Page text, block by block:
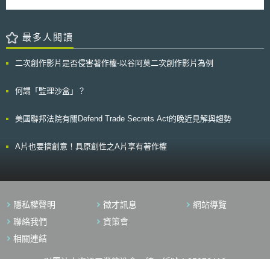
織編制考量與事件性質認定問題，由縣到省、市間，已有不少將三者工作合
併於單一單位管理之實例。相對於地方發展，中國大陸中央政府卻仍以文化
部、廣播電影電視總局、新聞出版總署分頭管理，造成「單一下級機關需同
版在內容性質與管制對象上較為相近，業務合併之可行性較高，因此，本次
併，組成「國家新聞出版廣播電影電視總局」，以期至少解決一部份重疊管
制之問題。另一方面，也將透過國家新聞出版總署與廣電總局合併工作之歷
一致之目標。 二、產業面－透過管制、審批程序簡化，幫助產業推動
十大措施，作為未來改造方向、原則和重點，包括[4]：「（一）减少和下放
资格许可和认定；（四）减少专项转移支付和收费；（五）减少部门职责交
（八）改善和加强宏观管理；（九）加强基础性制度建设；（十）加强依法
行政。」 由此可知，「國家新聞出版廣播電影電視總局」之組成，除
達到集中管理、避免行政資源浪費外，對於產業界更重要的意義在於，未來
將配合方案所列目標，針對現有之相關審批程序進行整併、簡化，藉以降低
等單位，以系統廠商帶動下游供應商的方式，加速國內電腦廠商推出符合環
此計畫。 本次所涉廢電子電機設備 (WEEE) 法規，是關於廢棄電子、
電機產品的回收再利用，規定自2005年8月13日後所生產的產品需由生產者
裝置等產品。 另一則是有毒物質禁制令 (ROHS)，其明列自2006年7月
內含六項管制物質的產品將不可在市面流通，屆時輸歐的電子、電機產品皆
擴及產險公司，以協助業者因應違反歐盟規範所生之求償索賠，並建立風險
最多人閱讀
二次創作影片是否侵害著作權-以谷阿莫二次創作影片為例
何謂「監理沙盒」？
美國聯邦法院有關Defend Trade Secrets Act的晚近見解與趨勢
A片也要搞創意！具原創性之A片享有著作權
隱私權聲明 徵才訊息
網站導覽
聯絡我們
資策會
相關連結